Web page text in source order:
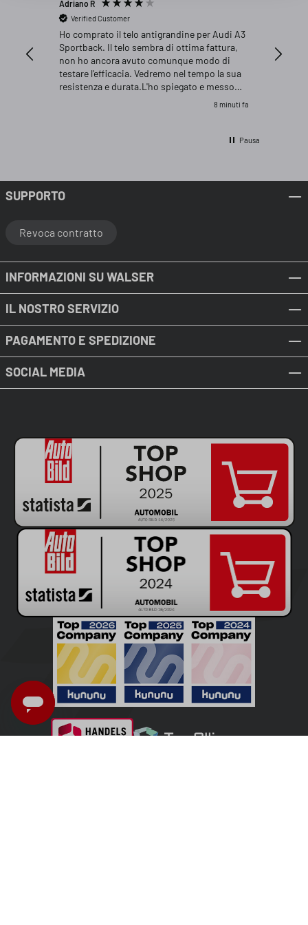
Adriano R
Verified Customer
Ho comprato il telo antigrandine per Audi A3
Sportback. Il telo sembra di ottima fattura,
non ho ancora avuto comunque modo di
testare l'efficacia. Vedremo nel tempo la sua
resistenza e durata.L'ho spiegato e messo
sulla vettura, è della misura corretta, anzi la L
l'ho piegato meglio che potevo e riposto in
sicuramente per gli accessori dell'auto.
8 minuti fa
Pausa
SUPPORTO
Revoca contratto
INFORMAZIONI SU WALSER
IL NOSTRO SERVIZIO
PAGAMENTO E SPEDIZIONE
SOCIAL MEDIA